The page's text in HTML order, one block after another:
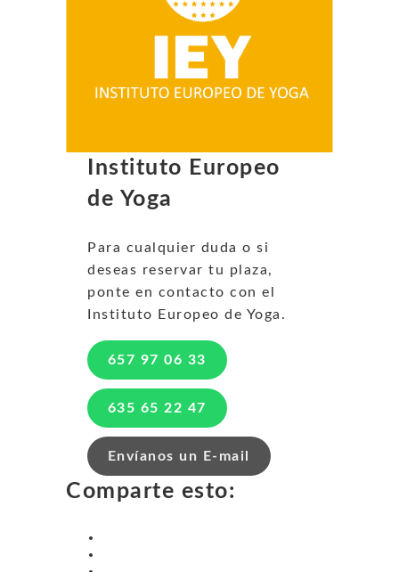
Instituto Europeo
de Yoga
Para cualquier duda o si
deseas reservar tu plaza,
ponte en contacto con el
Instituto Europeo de Yoga.
657 97 06 33
635 65 22 47
Envíanos un E-mail
Comparte esto: